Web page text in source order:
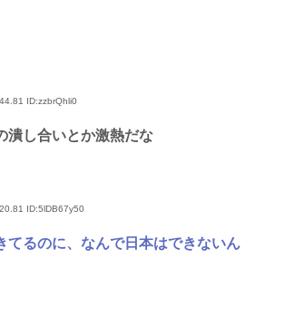
ID:zzbrQhli0
潰し合いとか激熱だな
ID:5lDB67y50
てるのに、なんで日本はできないん